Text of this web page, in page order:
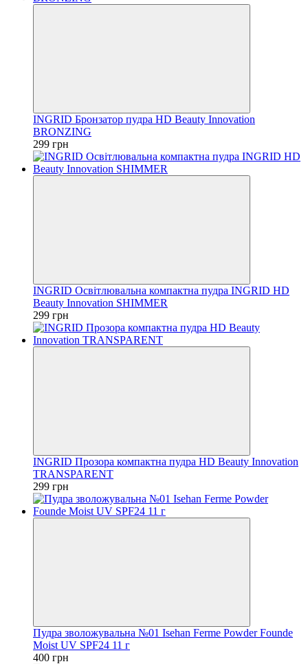
INGRID Бронзатор пудра HD Beauty Innovation
BRONZING
299 грн
INGRID Освітлювальна компактна пудра INGRID HD
Beauty Innovation SHIMMER
299 грн
INGRID Прозора компактна пудра HD Beauty Innovation
TRANSPARENT
299 грн
Пудра зволожувальна №01 Isehan Ferme Powder Founde
Moist UV SPF24 11 г
400 грн